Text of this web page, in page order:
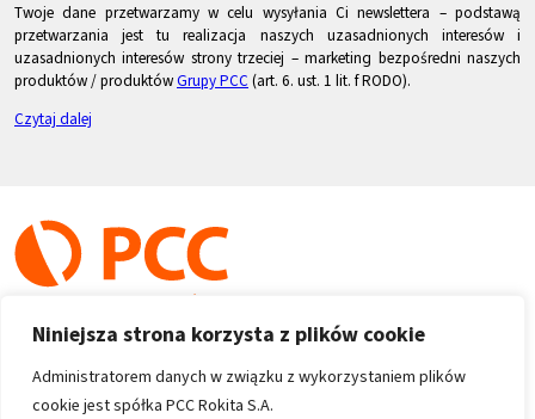
Niniejsza strona korzysta z plików cookie
Administratorem danych w związku z wykorzystaniem plików
cookie jest spółka PCC Rokita S.A.
Twoje dane przetwarzamy w celu wysyłania Ci newslettera – podstawą
przetwarzania jest tu realizacja naszych uzasadnionych interesów i
uzasadnionych interesów strony trzeciej – marketing bezpośredni naszych
produktów / produktówGrupy PCC (art. 6. ust. 1 lit. f RODO).
Czytaj dalej